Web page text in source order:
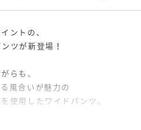
ントの、
ツが新登場！
らも、
風合いが魅力の
使用したワイドパンツ。